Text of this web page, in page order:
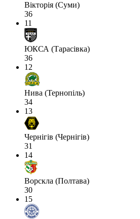
Вікторія (Суми)
36
11
ЮКСА (Тарасівка)
36
12
Нива (Тернопіль)
34
13
Чернігів (Чернігів)
31
14
Ворскла (Полтава)
30
15